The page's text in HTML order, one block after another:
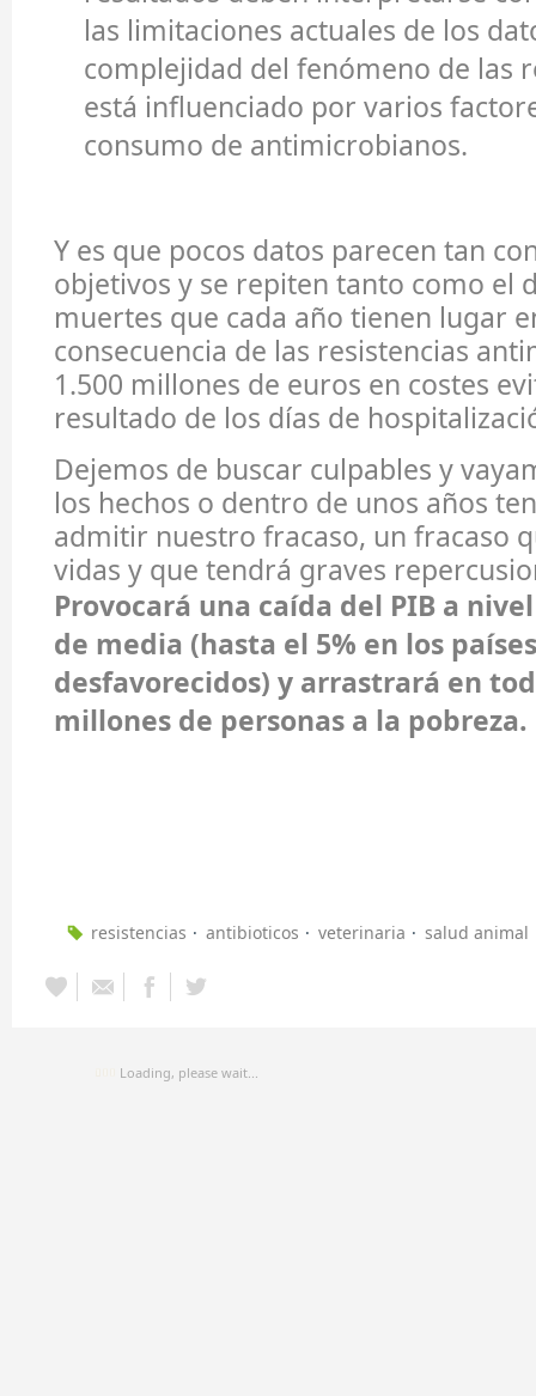
las limitaciones actuales de los
complejidad del fenómeno de las
está influenciado por varios
consumo de antimicrobianos.
Y es que pocos datos parecen tan
objetivos y se repiten tanto como el
muertes que cada año tienen lugar
consecuencia de las resistencias
1.500 millones de euros en costes
resultado de los días de
Dejemos de buscar culpables y
los hechos o dentro de unos años
admitir nuestro fracaso, un fracaso
vidas y que tendrá graves
Provocará una caída del PIB a
de media (hasta el 5% en los
desfavorecidos) y arrastrará en
millones de personas a la pobreza.
resistencias antibioticos veterinaria salud animal
Loading, please wait...